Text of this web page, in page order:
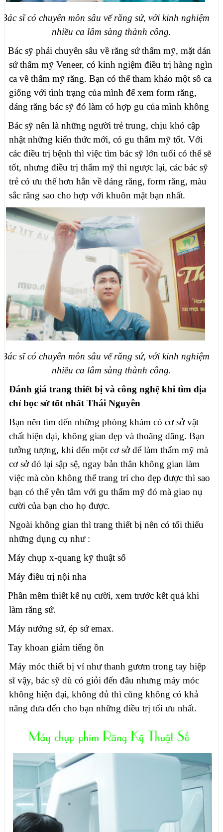
Bác sĩ có chuyên môn sâu vể răng sứ, với kinh nghiệm
nhiều ca lâm sàng thành công.
Bác sỹ phải chuyên sâu về răng sứ thẩm mỹ, mặt dán
sứ thẩm mỹ Veneer, có kinh ngiệm điều trị hàng ngìn
ca về thẩm mỹ răng. Bạn có thể tham khảo một số ca
giống với tình trạng của mình để xem form răng,
dáng răng bác sỹ đó làm có hợp gu của mình không
Bác sỹ nên là những người trẻ trung, chịu khó cập
nhật những kiến thức mới, có gu thẩm mỹ tốt. Với
các điều trị bệnh thì việc tìm bác sỹ lớn tuổi có thể sẽ
tốt, nhưng điều trị thẩm mỹ thì ngược lại, các bác sỹ
trẻ có ưu thế hơn hẳn về dáng răng, form răng, màu
sắc răng sao cho hợp với khuôn mặt bạn nhất.
Bác sĩ có chuyên môn sâu vể răng sứ, với kinh nghiệm
nhiều ca lâm sàng thành công.
Đánh giá trang thiết bị và công nghệ khi tìm địa
chỉ bọc sứ tốt nhất Thái Nguyên
Bạn nên tìm đến những phòng khám có cơ sở vật
chất hiện đại, không gian đẹp và thoãng đãng. Bạn
tưởng tượng, khi đến một cơ sở để làm thẩm mỹ mà
cơ sở đó lại sập sệ, ngay bản thân không gian làm
việc mà còn không thể trang trí cho đẹp được thì sao
bạn có thể yên tâm với gu thẩm mỹ đó mà giao nụ
cười của bạn cho họ được.
Ngoài không gian thì trang thiết bị nên có tối thiểu
những dụng cụ như :
Máy chụp x-quang kỹ thuật số
Máy điều trị nội nha
Phần mềm thiết kế nụ cười, xem trước kết quả khi
làm răng sứ.
Máy nướng sứ, ép sứ emax.
Tay khoan giảm tiếng ồn
Máy móc thiết bị ví như thanh gươm trong tay hiệp
sĩ vậy, bác sỹ dù có giỏi đến đâu nhưng máy móc
không hiện đại, không đủ thì cũng không có khả
năng đưa đến cho bạn những điều trị tối ưu nhất.